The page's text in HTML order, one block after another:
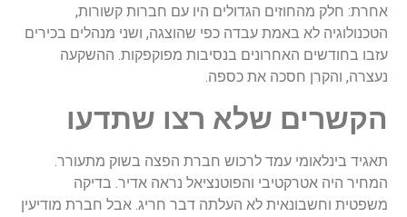
אחרת: חלק מהחוזים הגדולים היו עם חברות קשורות,
הטכנולוגיה לא באמת עבדה כפי שהוצגה, ושני מנהלים בכירים
עזבו בחודשים האחרונים בנסיבות מפוקפקות. ההשקעה
נעצרה, והקרן חסכה את כספה.
הקשרים שלא רצו שתדעו
תאגיד בינלאומי עמד לרכוש חברת הפצה בשוק מתעורר.
המחיר היה אטרקטיבי והפוטנציאל נראה אדיר. בדיקה
משפטית וחשבונאית לא העלתה דבר חריג. אבל חברת מודיעין